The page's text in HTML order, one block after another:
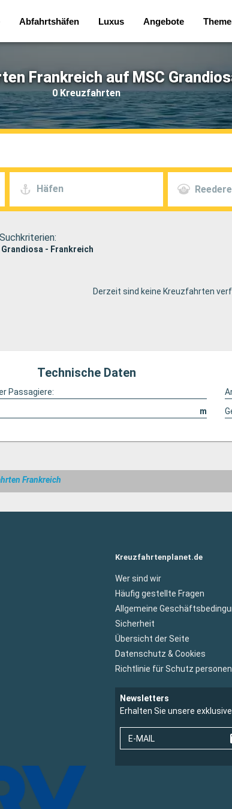
Abfahrtshäfen Luxus Angebote
Frankreich auf MSC
0 Kreuzfahrten
Häfen
Grandiosa - Frankreich
Derzeit sind keine Kreuzfahrten
Technische Daten
Passagiere:
m
Frankreich
Kreuzfahrtenplanet.de
Wer sind wir
Häufig gestellte Fragen
Allgemeine
Sicherheit
Übersicht der Seite
Datenschutz & Cookies
Richtlinie für Schutz
Newsletters
Erhalten Sie unsere
E-MAIL